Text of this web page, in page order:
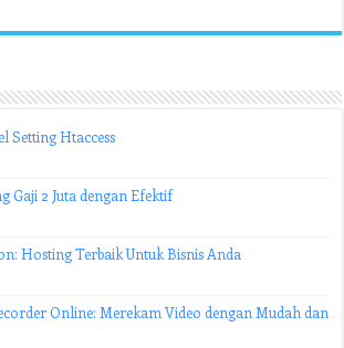
Setting Htaccess
Gaji 2 Juta dengan Efektif
Hosting Terbaik Untuk Bisnis Anda
Online: Merekam Video dengan Mudah dan